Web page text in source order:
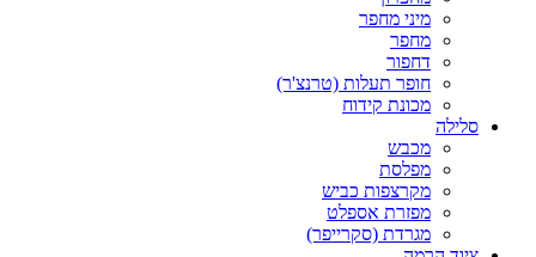
מיני מחפר
מחפר
דחפור
חופר תעלות (טרנצ'ר)
מכונת קידוח
סלילה
מכבש
מפלסת
מקרצפות כביש
מפזרת אספלט
מגרדת (סקרייפר)